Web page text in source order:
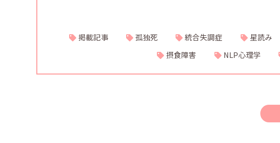
掲載記事 孤独死 統合失調症 星読み
摂食障害
NLP心理学